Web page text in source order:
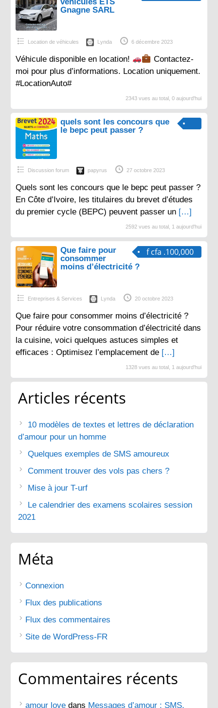
Gnagne SARL
Location de véhicules Lynda 6 décembre 2023
Véhicule disponible en location!
Contactez-
moi pour plus d’informations. Location uniquement.
#LocationAuto#
2343 vues au total, 0 aujourd'hui
quels sont les concours que
le bepc peut passer ?
Discussion forum papyrus 27 octobre 2023
Quels sont les concours que le bepc peut passer ?
En Côte d’Ivoire, les titulaires du brevet d’études
du premier cycle (BEPC) peuvent passer un […]
2592 vues au total, 1 aujourd'hui
f cfa .100,000
Que faire pour
consommer
moins d’électricité ?
Entreprises & Services Lynda 20 octobre 2023
Que faire pour consommer moins d’électricité ?
Pour réduire votre consommation d’électricité dans
la cuisine, voici quelques astuces simples et
efficaces : Optimisez l’emplacement de […]
1328 vues au total, 1 aujourd'hui
Articles récents
10 modèles de textes et lettres de déclaration
d’amour pour un homme
Quelques exemples de SMS amoureux
Comment trouver des vols pas chers ?
Mise à jour T-urf
Le calendrier des examens scolaires session
2021
Méta
Connexion
Flux des publications
Flux des commentaires
Site de WordPress-FR
Commentaires récents
amour love dans Messages d’amour : SMS,